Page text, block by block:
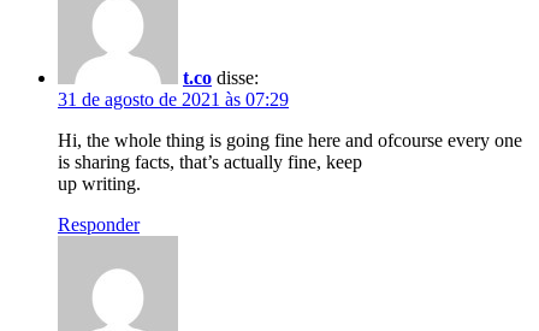
t.co disse:
31 de agosto de 2021 às 07:29
Hi, the whole thing is going fine here and ofcourse every one
is sharing facts, that’s actually fine, keep
up writing.
Responder